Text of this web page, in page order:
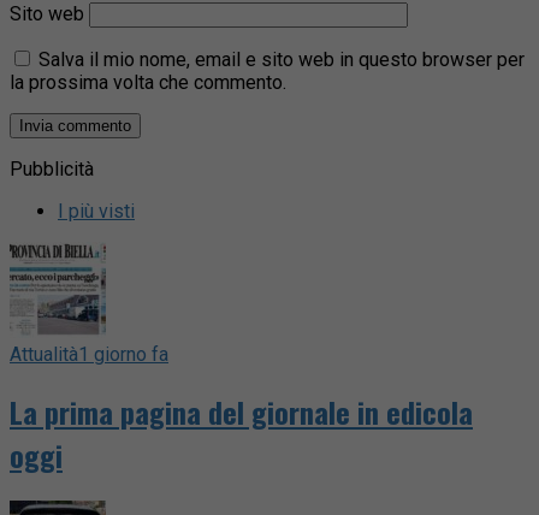
Sito web
Salva il mio nome, email e sito web in questo browser per
la prossima volta che commento.
Pubblicità
I più visti
Attualità1 giorno fa
La prima pagina del giornale in edicola
oggi